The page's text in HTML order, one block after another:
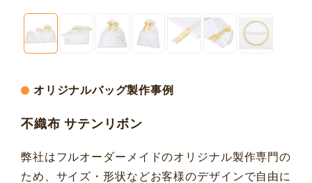
オリジナルバッグ製作事例
不織布 サテンリボン
弊社はフルオーダーメイドのオリジナル製作専門の
ため、サイズ・形状などお客様のデザインで自由に